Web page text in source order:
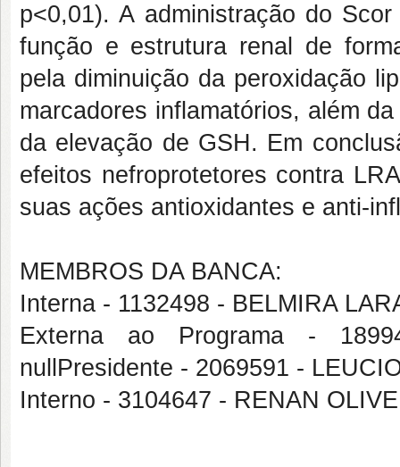
p<0,01). A administração do
função e estrutura renal de
pela diminuição da peroxidação
marcadores inflamatórios, além
da elevação de GSH. Em
efeitos nefroprotetores contra
suas ações antioxidantes e anti-
MEMBROS DA BANCA:
Interna - 1132498 - BELMIRA
Externa ao Programa -
nullPresidente - 2069591 -
Interno - 3104647 - RENAN